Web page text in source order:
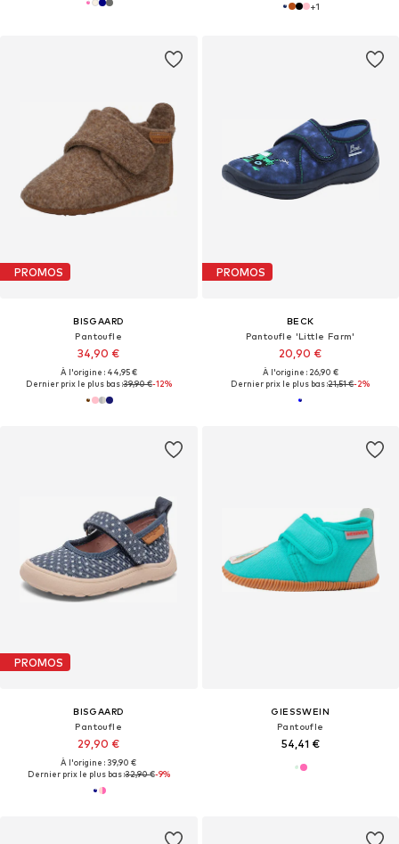
+1
PROMOS
BISGAARD
Pantoufle
34,90 €
À l'origine : 44,95 €
Dernier prix le plus bas :39,90 €-12%
PROMOS
BECK
Pantoufle 'Little Farm'
20,90 €
À l'origine : 26,90 €
Dernier prix le plus bas :21,51 €-2%
PROMOS
BISGAARD
Pantoufle
29,90 €
À l'origine : 39,90 €
Dernier prix le plus bas :32,90 €-9%
GIESSWEIN
Pantoufle
54,41 €